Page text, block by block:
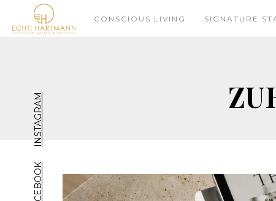
FACEBOOK
INSTAGRAM
CONSCIOUS LIVING SIGNATURE